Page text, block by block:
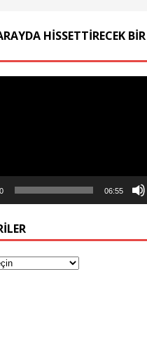
HISSETTIRECEK BIR
06:55